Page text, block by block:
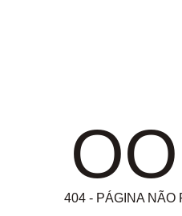
404 - PÁGINA NÃO